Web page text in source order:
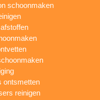
schoonmaken
ontsmetten
reinigen